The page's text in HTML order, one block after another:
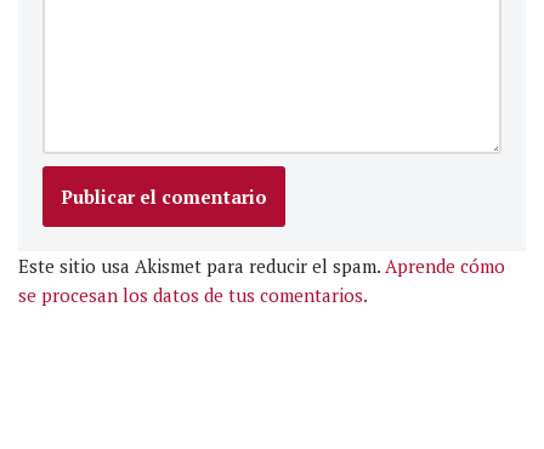
Este sitio usa Akismet para reducir el spam. Aprende cómo
se procesan los datos de tus comentarios.